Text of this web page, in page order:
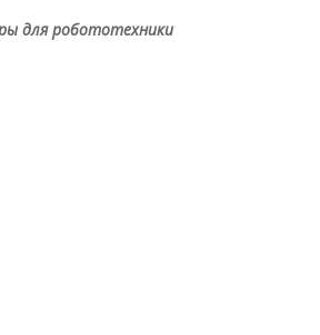
для робототехники